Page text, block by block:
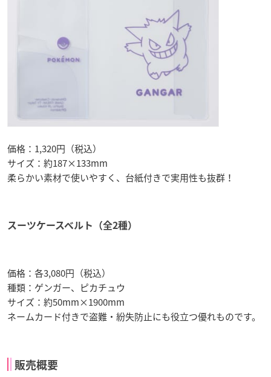
価格：1,320円（税込）
サイズ：約187×133mm
柔らかい素材で使いやすく、台紙付きで実用性も抜群！
スーツケースベルト（全2種）
価格：各3,080円（税込）
種類：ゲンガー、ピカチュウ
サイズ：約50mm×1900mm
ネームカード付きで盗難・紛失防止にも役立つ優れものです。
販売概要